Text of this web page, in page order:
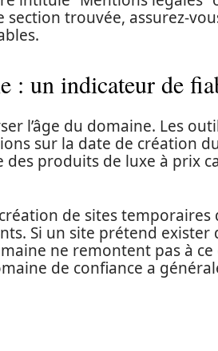
section trouvée, assurez-
: un indicateur de
l’âge du domaine. Les
sur la date de création
produits de luxe à prix
de sites temporaires
Si un site prétend exister
ne remontent pas à ce
de confiance a